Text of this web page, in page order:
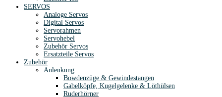
SERVOS
Analoge Servos
Digital Servos
Servorahmen
Servohebel
Zubehör Servos
Ersatzteile Servos
Zubehör
Anlenkung
Bowdenzüge & Gewindestangen
Gabelköpfe, Kugelgelenke & Löthülsen
Ruderhörner